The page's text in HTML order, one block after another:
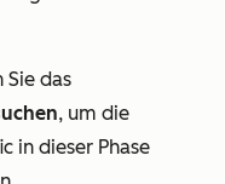
das
, um die
in dieser Phase